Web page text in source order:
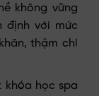
không vững
định với mức
thậm chí
khóa học spa